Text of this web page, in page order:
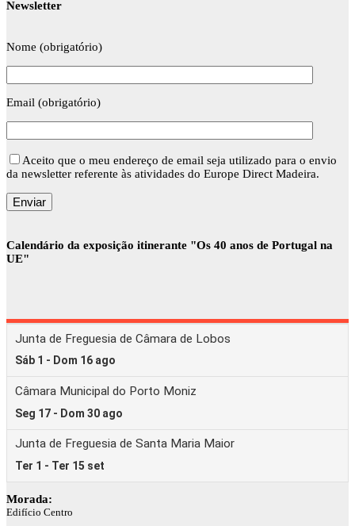
Newsletter
Nome (obrigatório)
Email (obrigatório)
Aceito que o meu endereço de email seja utilizado para o envio
da newsletter referente às atividades do Europe Direct Madeira.
Calendário da exposição itinerante "Os 40 anos de Portugal na
UE"
Morada:
Edifício Centro